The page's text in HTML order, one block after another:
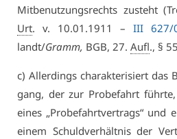
Mit­be­nut­zungs­rechts zu­steht
Urt. v. 10.01.1911 – III 627/
landt/Gramm, BGB, 27. Aufl., §
c) Al­ler­dings cha­rak­te­ri­siert das
gang, der zur Pro­be­fahrt
ei­nes „Pro­be­fahrt­ver­trags“
ei­nem Schuld­ver­hält­nis der